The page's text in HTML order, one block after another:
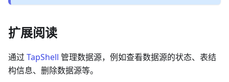
扩展阅读
通过 TapShell 管理数据源，例如查看数据源的状态、表结
构信息、删除数据源等。